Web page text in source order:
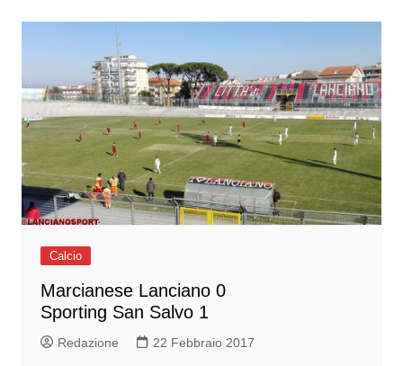
Calcio
Marcianese Lanciano 0
Sporting San Salvo 1
Redazione 22 Febbraio 2017